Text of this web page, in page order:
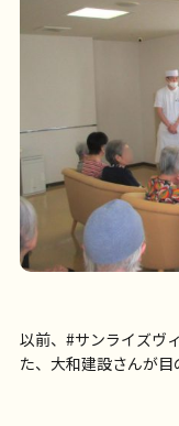
以前、#サンライズヴ
た、大和建設さんが